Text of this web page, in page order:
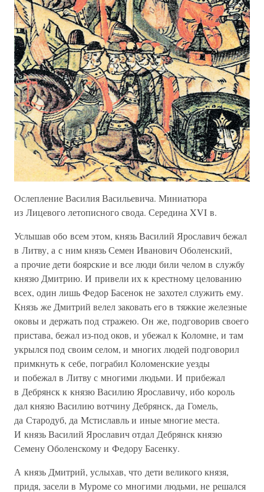
Ослепление Василия Васильевича. Миниатюра
из Лицевого летописного свода. Середина XVI в.
Услышав обо всем этом, князь Василий Ярославич бежал
в Литву, а с ним князь Семен Иванович Оболенский,
а прочие дети боярские и все люди били челом в службу
князю Дмитрию. И привели их к крестному целованию
всех, один лишь Федор Басенок не захотел служить ему.
Князь же Дмитрий велел заковать его в тяжкие железные
оковы и держать под стражею. Он же, подговорив своего
пристава, бежал из-под оков, и убежал к Коломне, и там
укрылся под своим селом, и многих людей подговорил
примкнуть к себе, пограбил Коломенские уезды
и побежал в Литву с многими людьми. И прибежал
в Дебрянск к князю Василию Ярославичу, ибо король
дал князю Василию вотчину Дебрянск, да Гомель,
да Стародуб, да Мстиславль и иные многие места.
И князь Василий Ярославич отдал Дебрянск князю
Семену Оболенскому и Федору Басенку.
А князь Дмитрий, услыхав, что дети великого князя,
придя, засели в Муроме со многими людьми, не решался